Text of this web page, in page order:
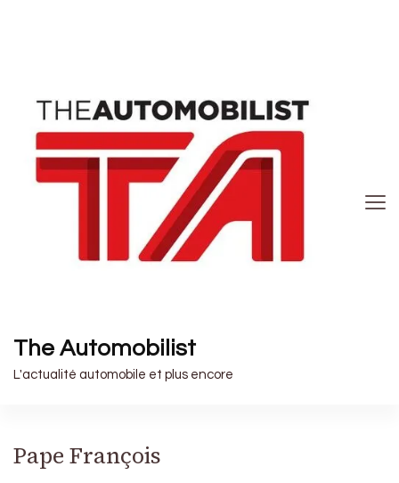
The Automobilist
L'actualité automobile et plus encore
Pape François